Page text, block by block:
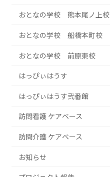
おとなの学校 熊本尾ノ上校
おとなの学校 船橋本町校
おとなの学校 前原東校
はっぴぃはうす
はっぴぃはうす弐番館
訪問看護 ケアベース
訪問介護 ケアベース
お知らせ